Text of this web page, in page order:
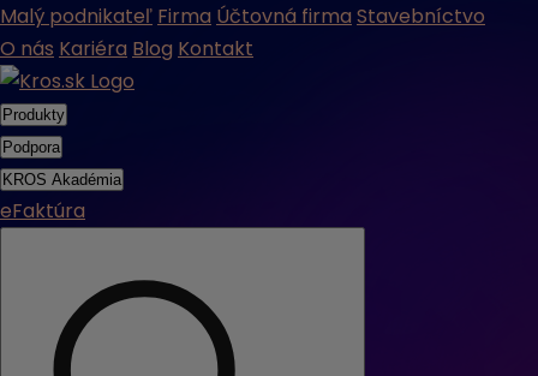
Malý podnikateľ Firma Účtovná firma Stavebníctvo
O nás Kariéra Blog Kontakt
Produkty
Podpora
KROS Akadémia
eFaktúra